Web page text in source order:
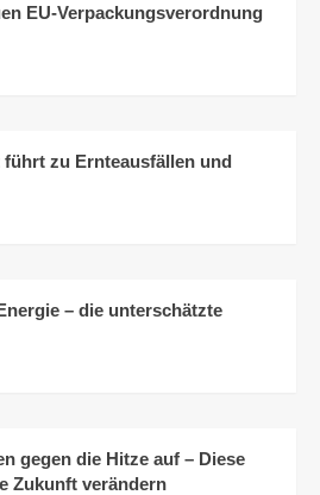
EU-Verpackungsverordnung
führt zu Ernteausfällen und
– die unterschätzte
gegen die Hitze auf – Diese
Zukunft verändern